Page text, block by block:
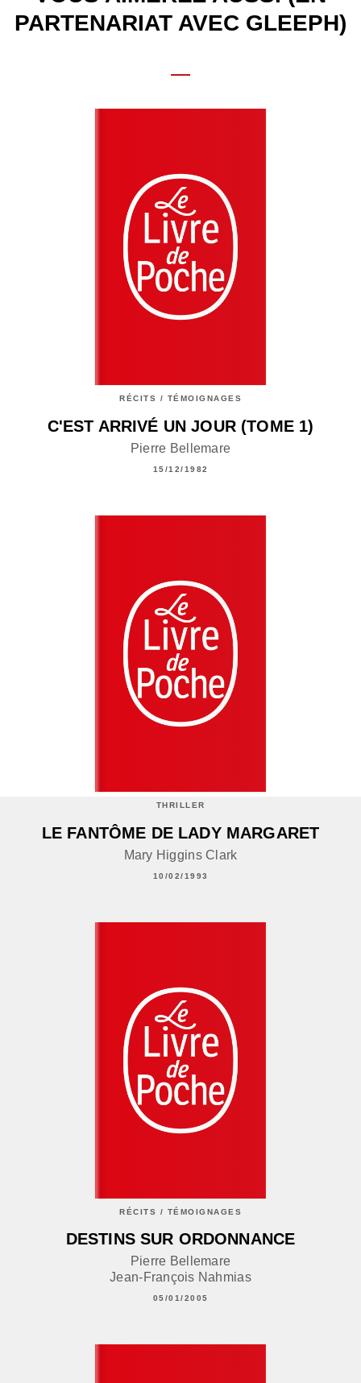
PARTENARIAT AVEC GLEEPH)
RÉCITS / TÉMOIGNAGES
C'EST ARRIVÉ UN JOUR (TOME 1)
Pierre Bellemare
15/12/1982
THRILLER
LE FANTÔME DE LADY MARGARET
Mary Higgins Clark
10/02/1993
RÉCITS / TÉMOIGNAGES
DESTINS SUR ORDONNANCE
Pierre Bellemare
Jean-François Nahmias
05/01/2005